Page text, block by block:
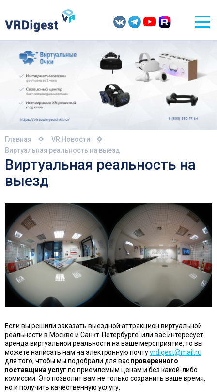
Главная
VR Новости
Виртуальная реальность на выезд
Виртуальная реальность на
выезд
Если вы решили заказать выездной аттракцион виртуальной
реальности в Москве и Санкт-Петербурге, или вас интересует
аренда виртуальной реальности на ваше мероприятие, то вы
можете написать нам на электронную почтуvrdigest@mail.ru
для того, чтобы мы подобрали для вас проверенного
поставщика услуг по приемлемым ценам и без какой-либо
комиссии. Это позволит вам не только сохранить ваше время,
но и получить качественную услугу.